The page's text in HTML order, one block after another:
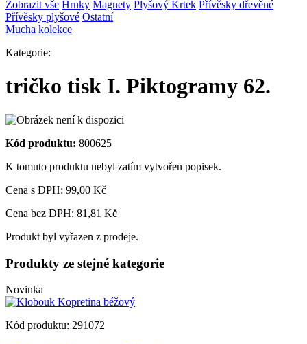
Zobrazit vše Hrnky Magnety Plyšový Krtek Přívěsky dřevěné
Přívěsky plyšové Ostatní
Mucha kolekce
Kategorie:
tričko tisk I. Piktogramy 62.
Kód produktu: 800625
K tomuto produktu nebyl zatím vytvořen popisek.
Cena s DPH: 99,00 Kč
Cena bez DPH: 81,81 Kč
Produkt byl vyřazen z prodeje.
Produkty ze stejné kategorie
Novinka
Kód produktu: 291072